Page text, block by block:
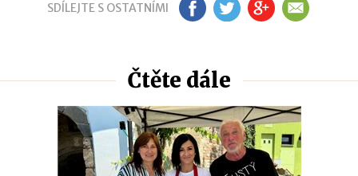
SDÍLEJTE S OSTATNÍMI FB TW GP EM
Čtěte dále